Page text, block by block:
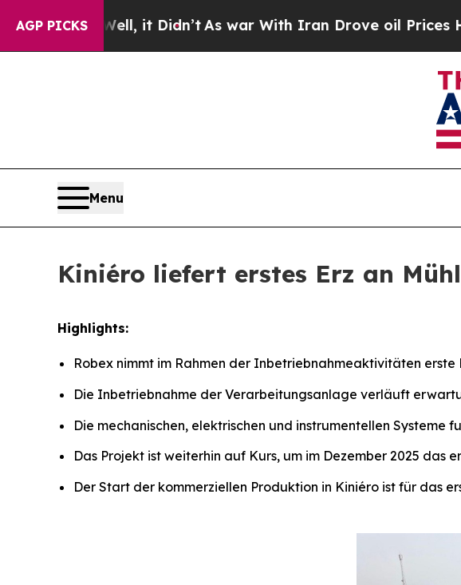
AGP PICKS
Didn’tAs war With Iran Drove oil Prices Higher, Trump
Menu
Kiniéro liefert erstes Erz an
Highlights:
Robex nimmt im Rahmen der Inbetriebnahmeaktivitäten
Die Inbetriebnahme der Verarbeitungsanlage verläuft
Die mechanischen, elektrischen und instrumentellen Systeme
Das Projekt ist weiterhin auf Kurs, um im Dezember 2025 das
Der Start der kommerziellen Produktion in Kiniéro ist für das